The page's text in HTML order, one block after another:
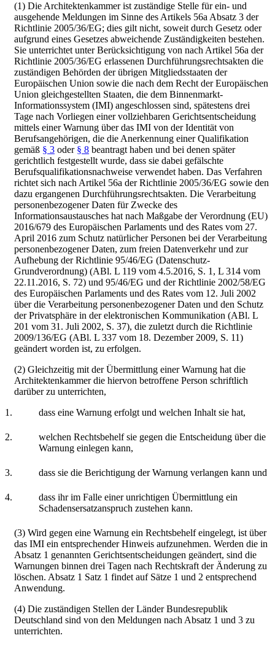
(1) Die Architektenkammer ist zuständige Stelle für ein- und
ausgehende Meldungen im Sinne des Artikels 56a Absatz 3 der
Richtlinie 2005/36/EG; dies gilt nicht, soweit durch Gesetz oder
aufgrund eines Gesetzes abweichende Zuständigkeiten bestehen.
Sie unterrichtet unter Berücksichtigung von nach Artikel 56a der
Richtlinie 2005/36/EG erlassenen Durchführungsrechtsakten die
zuständigen Behörden der übrigen Mitgliedsstaaten der
Europäischen Union sowie die nach dem Recht der Europäischen
Union gleichgestellten Staaten, die dem Binnenmarkt-
Informationssystem (IMI) angeschlossen sind, spätestens drei
Tage nach Vorliegen einer vollziehbaren Gerichtsentscheidung
mittels einer Warnung über das IMI von der Identität von
Berufsangehörigen, die die Anerkennung einer Qualifikation
gemäß § 3 oder § 8 beantragt haben und bei denen später
gerichtlich festgestellt wurde, dass sie dabei gefälschte
Berufsqualifikationsnachweise verwendet haben. Das Verfahren
richtet sich nach Artikel 56a der Richtlinie 2005/36/EG sowie den
dazu ergangenen Durchführungsrechtsakten. Die Verarbeitung
personenbezogener Daten für Zwecke des
Informationsaustausches hat nach Maßgabe der Verordnung (EU)
2016/679 des Europäischen Parlaments und des Rates vom 27.
April 2016 zum Schutz natürlicher Personen bei der Verarbeitung
personenbezogener Daten, zum freien Datenverkehr und zur
Aufhebung der Richtlinie 95/46/EG (Datenschutz-
Grundverordnung) (ABl. L 119 vom 4.5.2016, S. 1, L 314 vom
22.11.2016, S. 72) und 95/46/EG und der Richtlinie 2002/58/EG
des Europäischen Parlaments und des Rates vom 12. Juli 2002
über die Verarbeitung personenbezogener Daten und den Schutz
der Privatsphäre in der elektronischen Kommunikation (ABl. L
201 vom 31. Juli 2002, S. 37), die zuletzt durch die Richtlinie
2009/136/EG (ABl. L 337 vom 18. Dezember 2009, S. 11)
geändert worden ist, zu erfolgen.
(2) Gleichzeitig mit der Übermittlung einer Warnung hat die
Architektenkammer die hiervon betroffene Person schriftlich
darüber zu unterrichten,
1.
dass eine Warnung erfolgt und welchen Inhalt sie hat,
2.
welchen Rechtsbehelf sie gegen die Entscheidung über die
Warnung einlegen kann,
3. dass sie die Berichtigung der Warnung verlangen kann und
4.
dass ihr im Falle einer unrichtigen Übermittlung ein
Schadensersatzanspruch zustehen kann.
(3) Wird gegen eine Warnung ein Rechtsbehelf eingelegt, ist über
das IMI ein entsprechender Hinweis aufzunehmen. Werden die in
Absatz 1 genannten Gerichtsentscheidungen geändert, sind die
Warnungen binnen drei Tagen nach Rechtskraft der Änderung zu
löschen. Absatz 1 Satz 1 findet auf Sätze 1 und 2 entsprechend
Anwendung.
(4) Die zuständigen Stellen der Länder Bundesrepublik
Deutschland sind von den Meldungen nach Absatz 1 und 3 zu
unterrichten.